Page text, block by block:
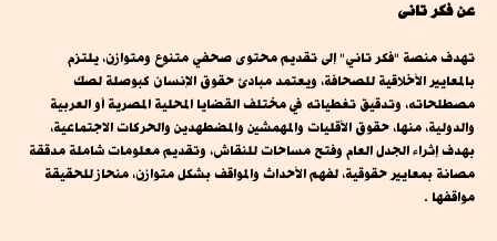
عن فكر تانى
تهدف منصة "فكر تاني" إلى تقديم محتوى صحفي متنوع ومتوازن، يلتزم
بالمعايير الأخلاقية للصحافة، ويعتمد مبادئ حقوق الإنسان كبوصلة لصك
مصطلحاته، وتدقيق تغطياته في مختلف القضايا المحلية المصرية أو العربية
والدولية، منها، حقوق الأقليات والمهمشين والمضطهدين والحركات الاجتماعية،
بهدف إثراء الجدل العام وفتح مساحات للنقاش، وتقديم معلومات شاملة مدققة
مصانة بمعايير حقوقية، لفهم الأحداث والمواقف بشكل متوازن، منحاز للحقيقة
مواقفها .